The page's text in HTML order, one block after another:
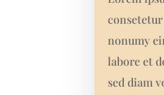
nonumy
labore et
sed diam